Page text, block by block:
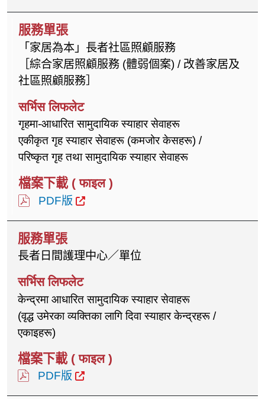
「家居為本」長者社區照顧服務
［綜合家居照顧服務 (體弱個案) / 改善家居及
社區照顧服務］
गृहमा-आधारित सामुदायिक स्याहार सेवाहरू
एकीकृत गृह स्याहार सेवाहरू (कमजोर केसहरू) /
परिष्कृत गृह तथा सामुदायिक स्याहार सेवाहरू
PDF版
長者日間護理中心／單位
केन्द्रमा आधारित सामुदायिक स्याहार सेवाहरू
(वृद्ध उमेरका व्यक्तिका लागि दिवा स्याहार केन्द्रहरू /
एकाइहरू)
PDF版